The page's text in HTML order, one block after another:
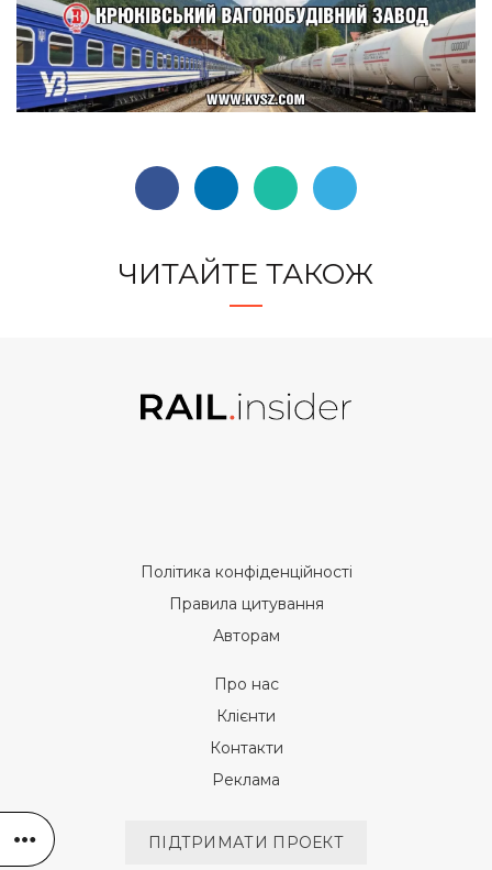
ЧИТАЙТЕ ТАКОЖ
Політика конфіденційності
Правила цитування
Авторам
Про нас
Клієнти
Контакти
Реклама
ПІДТРИМАТИ ПРОЕКТ